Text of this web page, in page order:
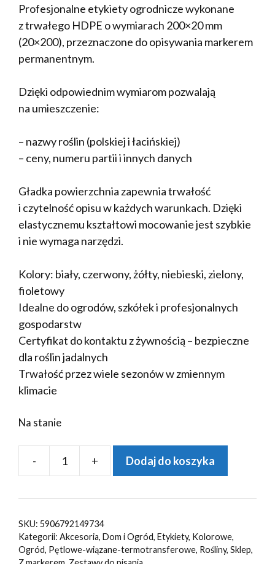
Profesjonalne etykiety ogrodnicze wykonane
z trwałego HDPE o wymiarach 200×20 mm
(20×200), przeznaczone do opisywania markerem
permanentnym.
Dzięki odpowiednim wymiarom pozwalają
na umieszczenie:
– nazwy roślin (polskiej i łacińskiej)
– ceny, numeru partii i innych danych
Gładka powierzchnia zapewnia trwałość
i czytelność opisu w każdych warunkach. Dzięki
elastycznemu kształtowi mocowanie jest szybkie
i nie wymaga narzędzi.
Kolory: biały, czerwony, żółty, niebieski, zielony,
fioletowy
Idealne do ogrodów, szkółek i profesjonalnych
gospodarstw
Certyfikat do kontaktu z żywnością – bezpieczne
dla roślin jadalnych
Trwałość przez wiele sezonów w zmiennym
klimacie
Na stanie
-
ilość
+
6
KOLORY
+ Dodaj do koszyka
SKU: 5906792149734
Kategorii: Akcesoria, Dom i Ogród, Etykiety, Kolorowe,
Ogród, Pętlowe-wiązane-termotransferowe, Rośliny, Sklep,